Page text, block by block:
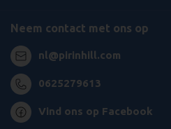
Neem contact met ons op
nl@pirinhill.com
0625279613
Vind ons op Facebook